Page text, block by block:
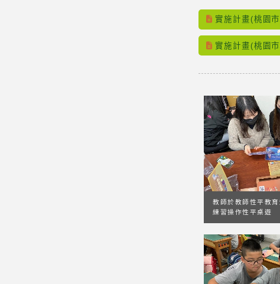
實施計畫(桃園
實施計畫(桃園
教師於教師性平教
練習操作性平桌遊